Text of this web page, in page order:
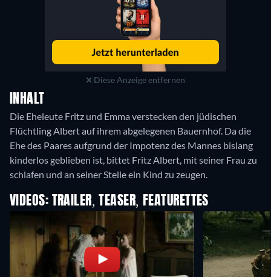
Diese Anzeige entfernen
INHALT
Die Eheleute Fritz und Emma verstecken den jüdischen
Flüchtling Albert auf ihrem abgelegenen Bauernhof. Da die
Ehe des Paares aufgrund der Impotenz des Mannes bislang
kinderlos geblieben ist, bittet Fritz Albert, mit seiner Frau zu
schlafen und an seiner Stelle ein Kind zu zeugen.
VIDEOS: TRAILER, TEASER, FEATURETTES